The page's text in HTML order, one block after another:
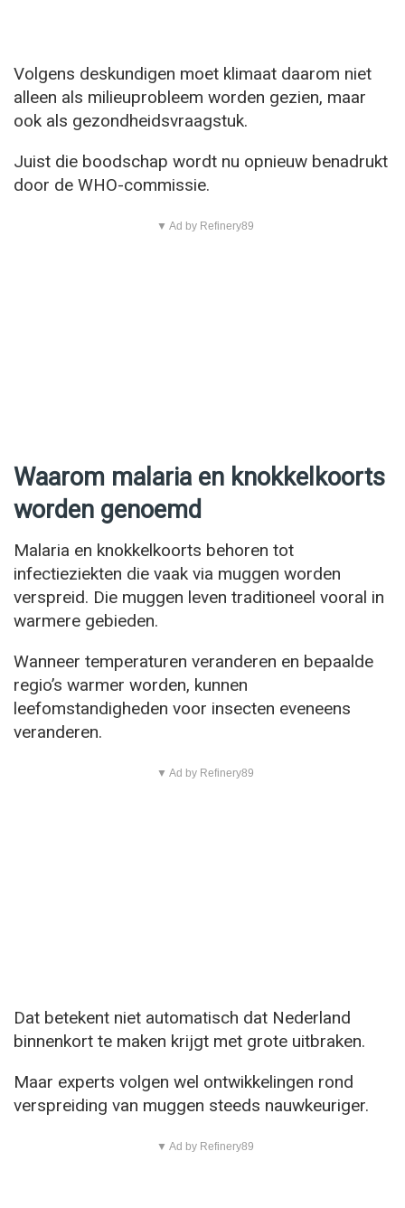
Volgens deskundigen moet klimaat daarom niet
alleen als milieuprobleem worden gezien, maar
ook als gezondheidsvraagstuk.
Juist die boodschap wordt nu opnieuw benadrukt
door de WHO-commissie.
▼ Ad by Refinery89
Waarom malaria en knokkelkoorts
worden genoemd
Malaria en knokkelkoorts behoren tot
infectieziekten die vaak via muggen worden
verspreid. Die muggen leven traditioneel vooral in
warmere gebieden.
Wanneer temperaturen veranderen en bepaalde
regio’s warmer worden, kunnen
leefomstandigheden voor insecten eveneens
veranderen.
▼ Ad by Refinery89
Dat betekent niet automatisch dat Nederland
binnenkort te maken krijgt met grote uitbraken.
Maar experts volgen wel ontwikkelingen rond
verspreiding van muggen steeds nauwkeuriger.
▼ Ad by Refinery89